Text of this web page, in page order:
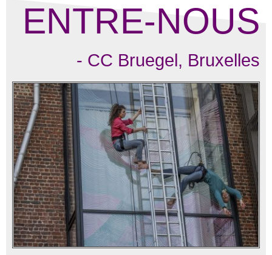
ENTRE-NOUS
- CC Bruegel, Bruxelles